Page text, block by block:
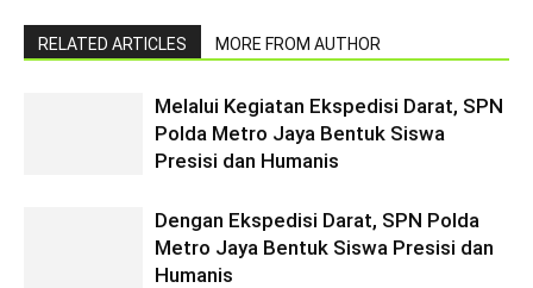
RELATED ARTICLES MORE FROM AUTHOR
Melalui Kegiatan Ekspedisi Darat, SPN
Polda Metro Jaya Bentuk Siswa
Presisi dan Humanis
Dengan Ekspedisi Darat, SPN Polda
Metro Jaya Bentuk Siswa Presisi dan
Humanis